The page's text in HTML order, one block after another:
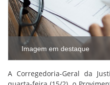
Imagem em destaque
A Corregedoria-Geral da